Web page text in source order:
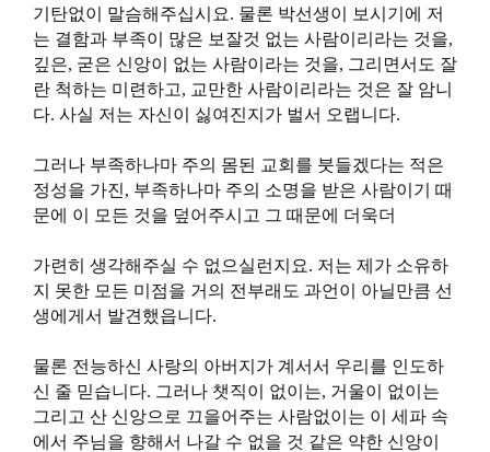
기탄없이 말슴해주십시요. 물론 박선생이 보시기에 저
는 결함과 부족이 많은 보잘것 없는 사람이리라는 것을,
깊은, 굳은 신앙이 없는 사람이라는 것을, 그리면서도 잘
란 척하는 미련하고, 교만한 사람이리라는 것은 잘 암니
다. 사실 저는 자신이 싫여진지가 벌서 오랩니다.
그러나 부족하나마 주의 몸된 교회를 붓들겠다는 적은
정성을 가진, 부족하나마 주의 소명을 받은 사람이기 때
문에 이 모든 것을 덮어주시고 그 때문에 더욱더
가련히 생각해주실 수 없으실런지요. 저는 제가 소유하
지 못한 모든 미점을 거의 전부래도 과언이 아닐만큼 선
생에게서 발견했읍니다.
물론 전능하신 사랑의 아버지가 계서서 우리를 인도하
신 줄 믿습니다. 그러나 챗직이 없이는, 거울이 없이는
그리고 산 신앙으로 끄을어주는 사람없이는 이 세파 속
에서 주님을 향해서 나갈 수 없을 것 같은 약한 신앙이